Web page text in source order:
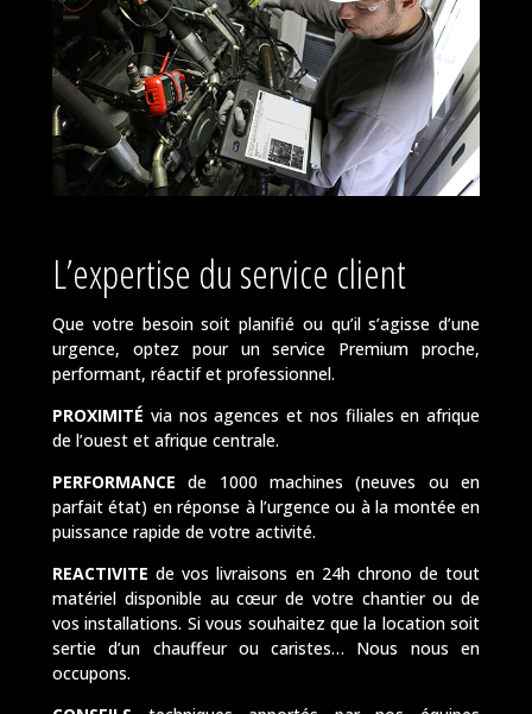
L’expertise du service client
Que votre besoin soit planifié ou qu’il s’agisse d’une
urgence, optez pour un service Premium proche,
performant, réactif et professionnel.
PROXIMITÉ via nos agences et nos filiales en afrique
de l’ouest et afrique centrale.
PERFORMANCE de 1000 machines (neuves ou en
parfait état) en réponse à l’urgence ou à la montée en
puissance rapide de votre activité.
REACTIVITE de vos livraisons en 24h chrono de tout
matériel disponible au cœur de votre chantier ou de
vos installations. Si vous souhaitez que la location soit
sertie d’un chauffeur ou caristes… Nous nous en
occupons.